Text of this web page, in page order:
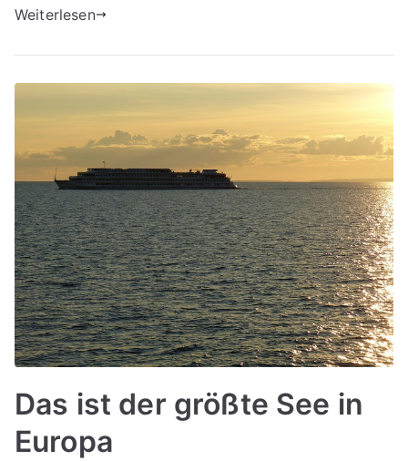
Weiterlesen
Das ist der größte See in
Europa